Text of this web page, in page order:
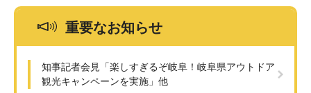
重要なお知らせ
知事記者会見「楽しすぎるぞ岐阜！岐阜県アウトドア
観光キャンペーンを実施」他